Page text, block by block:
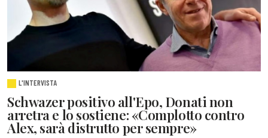
L'INTERVISTA
Schwazer positivo all'Epo, Donati non
arretra e lo sostiene: «Complotto contro
Alex, sarà distrutto per sempre»